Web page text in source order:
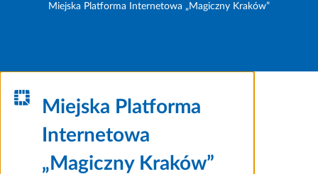
Miejska Platforma Internetowa „Magiczny Kraków”
Miejska Platforma
Internetowa
„Magiczny Kraków”